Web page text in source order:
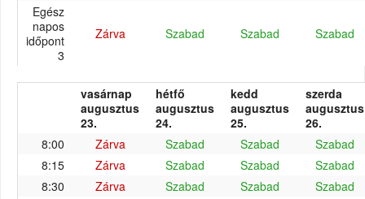
Egész
napos
időpont
3
Zárva Szabad Szabad Szabad
vasárnap
augusztus
23.
hétfő
augusztus
24.
kedd
augusztus
25.
szerda
augusztus
26.
8:00
Zárva Szabad Szabad
Szabad
8:15
Zárva Szabad Szabad
Szabad
8:30
Zárva Szabad Szabad
Szabad